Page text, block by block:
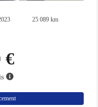
25 089 km
€